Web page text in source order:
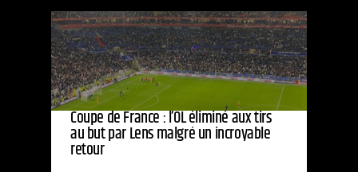
Coupe de France : l’OL éliminé aux tirs
au but par Lens malgré un incroyable
retour